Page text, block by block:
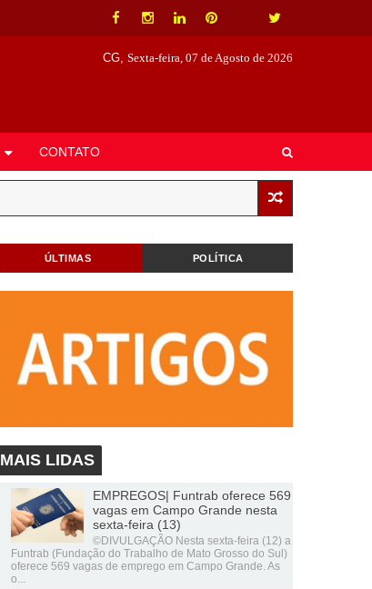
CG, Sexta-feira, 07 de Agosto de 2026
CONTATO
ÚLTIMAS POLÍTICA
MAIS LIDAS
EMPREGOS| Funtrab oferece 569
vagas em Campo Grande nesta
sexta-feira (13)
©DIVULGAÇÃO Nesta sexta-feira (12) a
Funtrab (Fundação do Trabalho de Mato Grosso do Sul)
oferece 569 vagas de emprego em Campo Grande. As
o...